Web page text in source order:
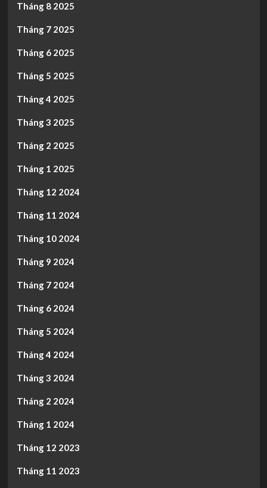
Tháng 8 2025
Tháng 7 2025
Tháng 6 2025
Tháng 5 2025
Tháng 4 2025
Tháng 3 2025
Tháng 2 2025
Tháng 1 2025
Tháng 12 2024
Tháng 11 2024
Tháng 10 2024
Tháng 9 2024
Tháng 7 2024
Tháng 6 2024
Tháng 5 2024
Tháng 4 2024
Tháng 3 2024
Tháng 2 2024
Tháng 1 2024
Tháng 12 2023
Tháng 11 2023